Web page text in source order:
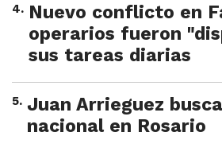
4. Nuevo conflicto en
operarios fueron
sus tareas diarias
5. Juan Arrieguez
nacional en Rosario